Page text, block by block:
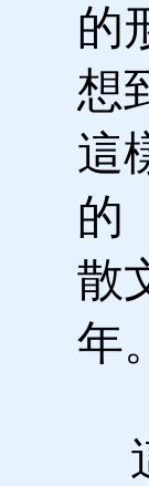
的
想
這
的
散
年